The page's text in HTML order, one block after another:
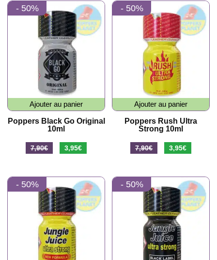
était :
7,90€.
est :
3,95€.
était :
10,90€.
est :
5,45€.
- 50%
Ajouter au panier
Poppers Black Go Original
10ml
7,90€
Le
était :
7,90€.
3,95€
est :
3,95€.
- 50%
Ajouter au panier
Poppers Rush Ultra
Strong 10ml
7,90€
Le
était :
7,90€.
3,95€
est :
3,95€.
- 50% - 50%